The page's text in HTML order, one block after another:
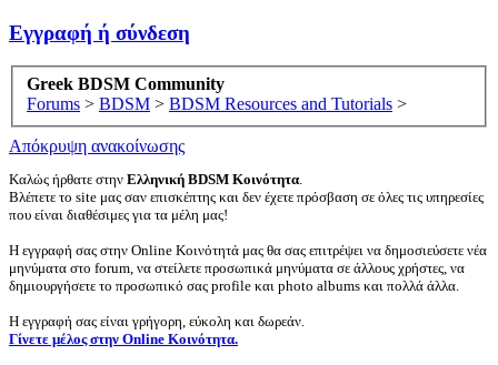
Εγγραφή ή σύνδεση
Greek BDSM Community
Forums > BDSM > BDSM Resources and Tutorials >
Απόκρυψη ανακοίνωσης
Καλώς ήρθατε στην Ελληνική BDSM Κοινότητα.
Βλέπετε το site μας σαν επισκέπτης και δεν έχετε πρόσβαση σε όλες τις υπηρεσίες
που είναι διαθέσιμες για τα μέλη μας!
Η εγγραφή σας στην Online Κοινότητά μας θα σας επιτρέψει να δημοσιεύσετε νέα
μηνύματα στο forum, να στείλετε προσωπικά μηνύματα σε άλλους χρήστες, να
δημιουργήσετε το προσωπικό σας profile και photo albums και πολλά άλλα.
Η εγγραφή σας είναι γρήγορη, εύκολη και δωρεάν.
Γίνετε μέλος στην Online Κοινότητα.